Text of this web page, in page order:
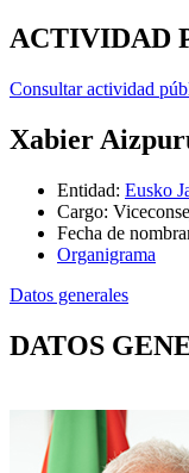
ACTIVIDAD
Consultar actividad
Xabier
Entidad: Eusko
Cargo:
Fecha de
Organigrama
Datos generales
DATOS